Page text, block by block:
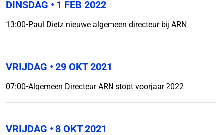
DINSDAG • 1 FEB 2022
13:00•Paul Dietz nieuwe algemeen directeur bij ARN
VRIJDAG • 29 OKT 2021
07:00•Algemeen Directeur ARN stopt voorjaar 2022
VRIJDAG • 8 OKT 2021